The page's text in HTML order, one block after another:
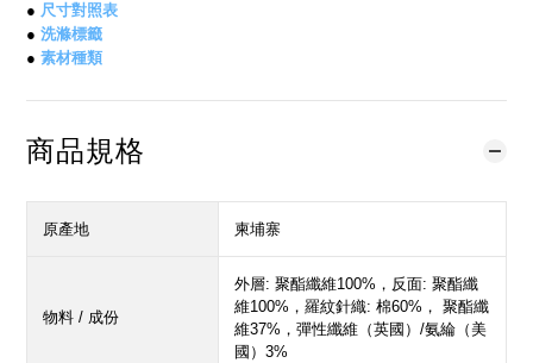
● 尺寸對照表
● 洗滌標籤
● 素材種類
商品規格
原產地 柬埔寨
物料 / 成份
外層: 聚酯纖維100%，反面: 聚酯纖
維100%，羅紋針織: 棉60%， 聚酯纖
維37%，彈性纖維（英國）/氨綸（美
國）3%